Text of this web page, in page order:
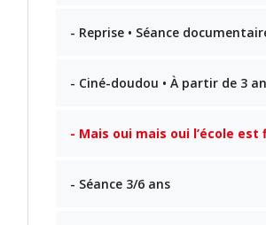
- Reprise • Séance
- Ciné-doudou • À partir de 3
- Mais oui mais oui l’école est
- Séance 3/6 ans